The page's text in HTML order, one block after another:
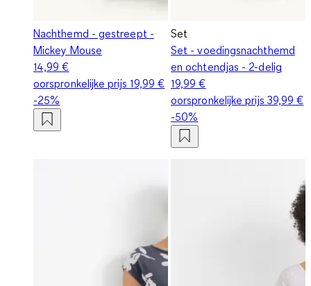
Nachthemd - gestreept -
Mickey Mouse
14,99 €
oorspronkelijke prijs 19,99 €
-25%
Set
Set - voedingsnachthemd
en ochtendjas - 2-delig
19,99 €
oorspronkelijke prijs 39,99 €
-50%